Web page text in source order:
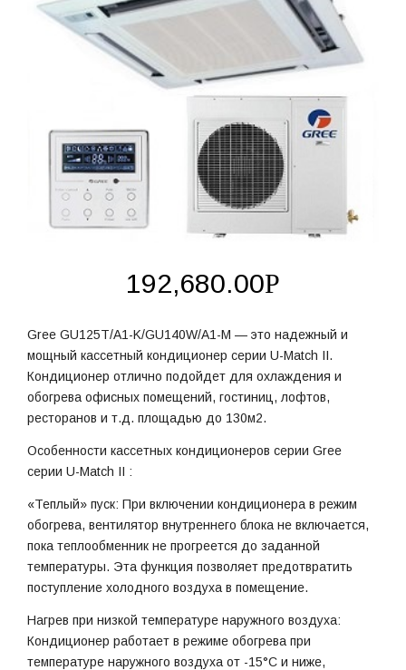
192,680.00Р
Gree GU125T/A1-K/GU140W/A1-M — это надежный и
мощный кассетный кондиционер серии U-Match II.
Кондиционер отлично подойдет для охлаждения и
обогрева офисных помещений, гостиниц, лофтов,
ресторанов и т.д. площадью до 130м2.
Особенности кассетных кондиционеров серии Gree
серии U-Match II :
«Теплый» пуск: При включении кондиционера в режим
обогрева, вентилятор внутреннего блока не включается,
пока теплообменник не прогреется до заданной
температуры. Эта функция позволяет предотвратить
поступление холодного воздуха в помещение.
Нагрев при низкой температуре наружного воздуха:
Кондиционер работает в режиме обогрева при
температуре наружного воздуха от -15°С и ниже,